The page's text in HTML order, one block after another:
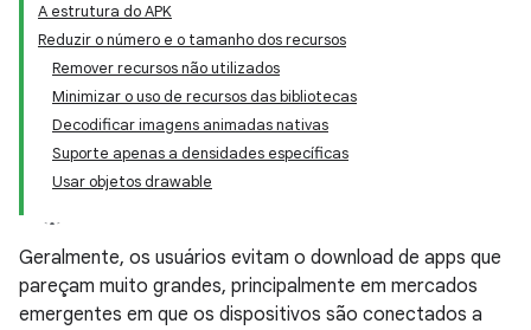
A estrutura do APK
Reduzir o número e o tamanho dos recursos
Remover recursos não utilizados
Minimizar o uso de recursos das bibliotecas
Decodificar imagens animadas nativas
Suporte apenas a densidades específicas
Usar objetos drawable
Geralmente, os usuários evitam o download de apps que
pareçam muito grandes, principalmente em mercados
emergentes em que os dispositivos são conectados a